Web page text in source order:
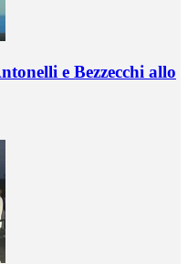
e Bezzecchi allo